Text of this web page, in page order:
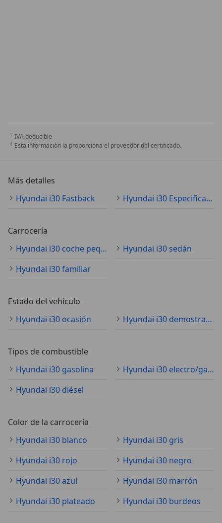
IVA deducible
Esta información la proporciona el proveedor del certificado.
Más detalles
Hyundai i30 Fastback
Hyundai i30 Especificaciones técnicas
Carrocería
Hyundai i30 coche pequeño
Hyundai i30 sedán
Hyundai i30 familiar
Estado del vehículo
Hyundai i30 ocasión
Hyundai i30 demostración
Tipos de combustible
Hyundai i30 gasolina
Hyundai i30 electro/gasolina
Hyundai i30 diésel
Color de la carrocería
Hyundai i30 blanco
Hyundai i30 gris
Hyundai i30 rojo
Hyundai i30 negro
Hyundai i30 azul
Hyundai i30 marrón
Hyundai i30 plateado
Hyundai i30 burdeos